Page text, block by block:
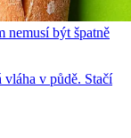
nemusí být špatně
v půdě. Stačí